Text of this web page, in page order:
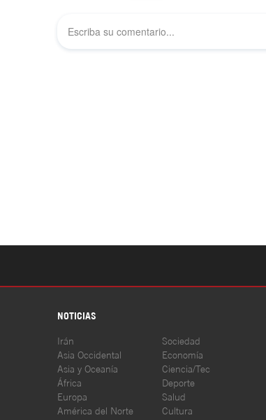
NOTICIAS
Irán
Asia Occidental
Asia y Oceanía
África
Europa
América del Norte
Sociedad
Economía
Ciencia/Tec
Deporte
Salud
Cultura